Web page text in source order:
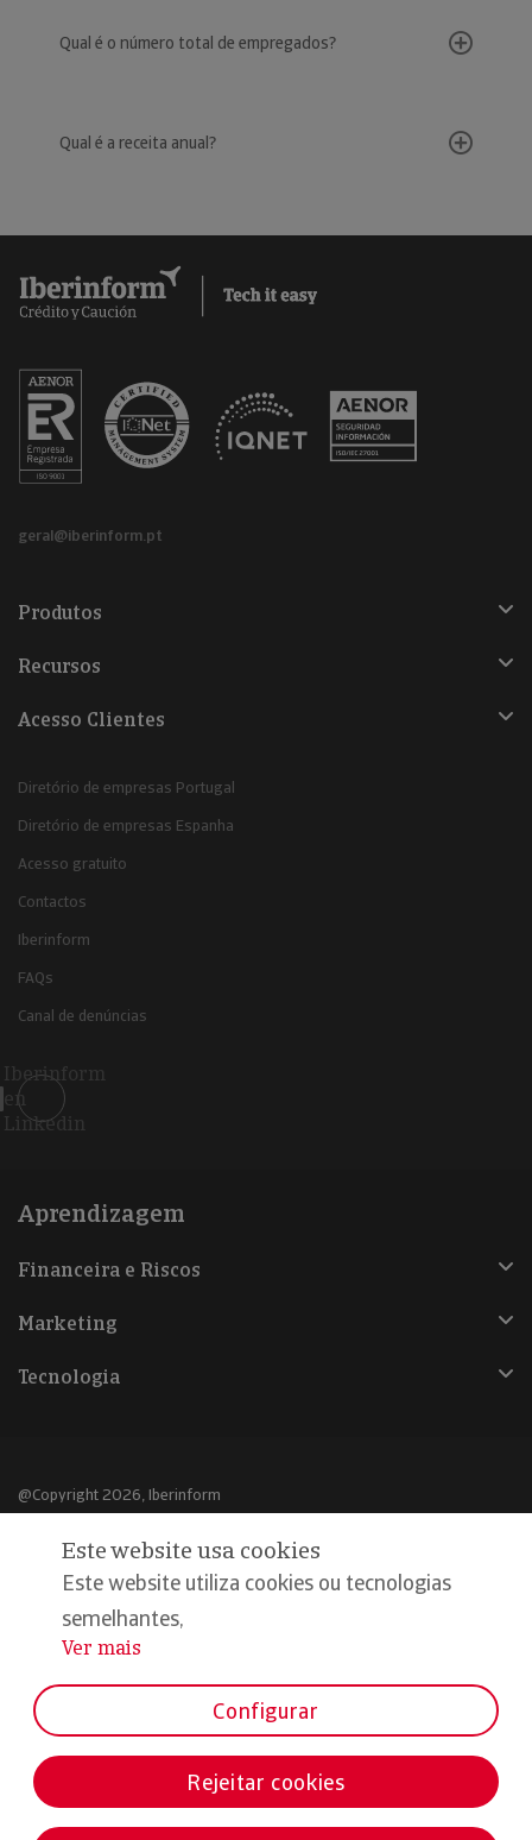
Qual é o número total de empregados?
Qual é a receita anual?
geral@iberinform.pt
Produtos
Recursos
Acesso Clientes
Diretório de empresas Portugal
Diretório de empresas Espanha
Acesso gratuito
Contactos
Iberinform
FAQs
Canal de denúncias
Iberinform
en
Linkedin
Aprendizagem
Financeira e Riscos
Marketing
Tecnologia
@Copyright 2026, Iberinform
Aviso legal
Política de cookies
Declaração de privacidade
Este website usa cookies
Este website utiliza cookies ou tecnologias
semelhantes,
...
Ver mais
Configurar
Rejeitar cookies